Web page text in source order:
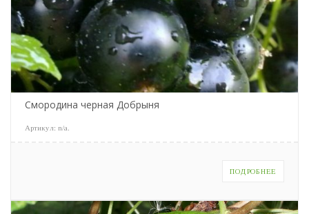
Смородина черная Добрыня
Артикул: n/a
ПОДРОБНЕЕ